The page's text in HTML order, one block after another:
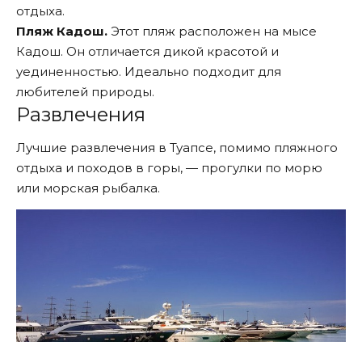
отдыха.
Пляж Кадош. Этот пляж расположен на мысе
Кадош. Он отличается дикой красотой и
уединенностью. Идеально подходит для
любителей природы.
Развлечения
Лучшие развлечения в Туапсе, помимо пляжного
отдыха и походов в горы, — прогулки по морю
или морская рыбалка.